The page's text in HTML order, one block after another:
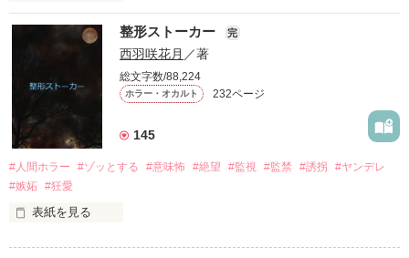
茜
─せん─
×
ゆる系無自覚ヤンデレ男
秋道
─あきみち─
憎い。悔しい。見返したい。不幸になればいい。
私をいじめたアイツ。
私を裏切ったアイツ。
私を騙したアイツ。
私を弄んだアイツ。
私を陥れたアイツ。
私から笑顔を奪ったアイツ。
整形ストーカー 完
西羽咲花月 ／著
総文字数/88,224
ホラー・オカルト 232ページ
145
#人間ホラー #ゾッとする #意味怖 #絶望 #監視 #監禁 #誘拐
#ヤンデレ
#嫉妬 #狂愛
表紙を見る